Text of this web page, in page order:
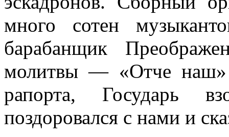
много сотен
барабанщик
молитвы — «Отче наш»
рапорта, Государь
поздоровался с нами и